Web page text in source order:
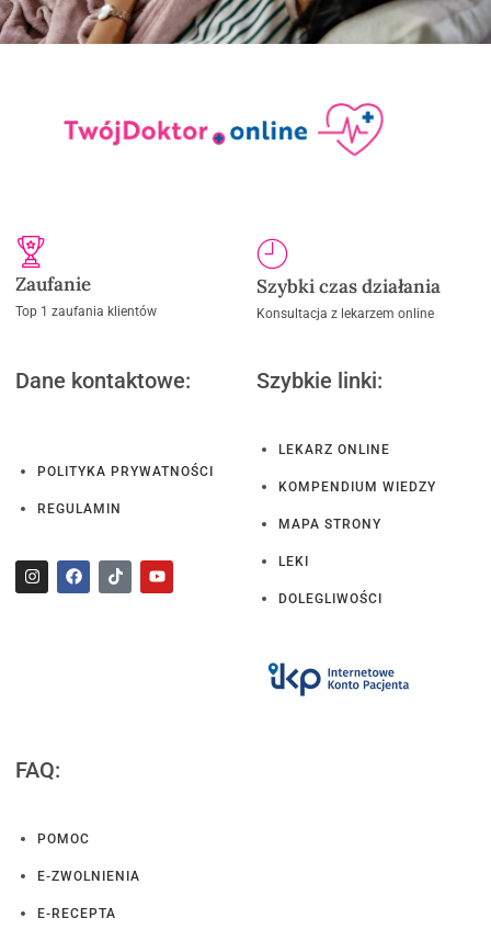
Zaufanie
Top 1 zaufania klientów
Szybki czas działania
Konsultacja z lekarzem online
Dane kontaktowe:
POLITYKA PRYWATNOŚCI
REGULAMIN
Szybkie linki:
LEKARZ ONLINE
KOMPENDIUM WIEDZY
MAPA STRONY
LEKI
DOLEGLIWOŚCI
FAQ:
POMOC
E-ZWOLNIENIA
E-RECEPTA